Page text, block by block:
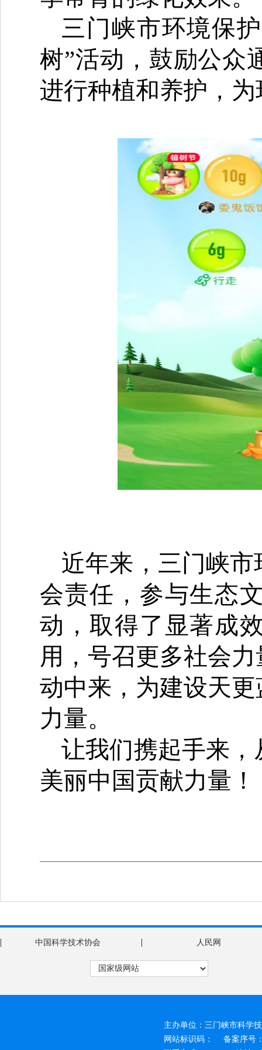
三门峡市环境保
树”活动，鼓励公众
进行种植和养护，
近年来，三门峡
会责任，参与生态
动，取得了显著成
用，号召更多社会
动中来，为建设天
力量。
让我们携起手来
美丽中国贡献力量！
| 中国科学技术协会 | 人民网
主办单位：三门峡市科学
网站标识码： 备案序号